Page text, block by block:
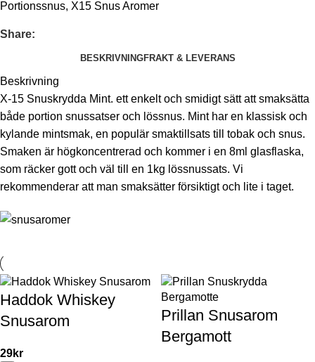
Portionssnus, X15 Snus Aromer
Share:
BESKRIVNINGFRAKT & LEVERANS
Beskrivning
X-15 Snuskrydda Mint. ett enkelt och smidigt sätt att smaksätta
både portion snussatser och lössnus. Mint har en klassisk och
kylande mintsmak, en populär smaktillsats till tobak och snus.
Smaken är högkoncentrerad och kommer i en 8ml glasflaska,
som räcker gott och väl till en 1kg lössnussats. Vi
rekommenderar att man smaksätter försiktigt och lite i taget.
Haddok Whiskey
Snusarom
29kr
Prillan Snusarom
Bergamott